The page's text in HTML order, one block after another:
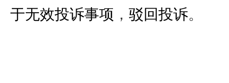
于无效投诉事项 ， 驳回投诉。